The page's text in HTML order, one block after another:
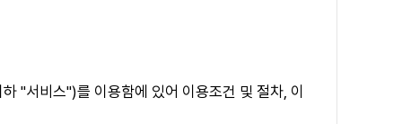
"서비스")를 이용함에 있어 이용조건 및 절차, 이